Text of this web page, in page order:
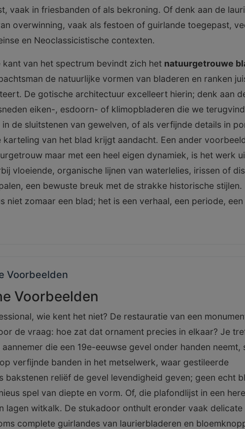
vaak in friesbanden of als bekroning. Of denk aan de
overwinning, vaak als festoen of guirlande toegepast,
en Neoclassicistische contexten.
kant van het spectrum bevindt zich het natuurgetrouwe
de natuurlijke vormen van bladeren en ranken
De gotische architectuur excelleert hierin; denk aan
eiken-, esdoorn- of klimopbladeren die we
de sluitstenen van gewelven, of als verfijnde details in
karteling van het blad krijgt aandacht. Een ander
maar met een heel eigen dynamiek, is het werk
vloeiende, organische lijnen van waterlelies, irissen of
een bewuste breuk met de strakke historische stijlen.
niet zomaar een blad; het is een verhaal, een periode,
Voorbeelden
Voorbeelden
wie kent het niet? De restauratie van een
de vraag: hoe zat dat ornament precies in elkaar? Je
die een 19e-eeuwse gevel onder handen neemt,
verfijnde banden in het metselwerk, waar gestileerde
bakstenen reliëf de gevel levendigheid geven; geen echt
spel van diepte en vorm. Of, die plafondlijst in een
lagen witkalk. De stukadoor onthult eronder vaak delicate
complete guirlandes van laurierbladeren en